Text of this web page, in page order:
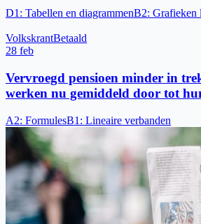
D1 : Tabellen en diagrammenB2: Grafieken
VolkskrantBetaald
28 feb
Vervroegd pensioen minder in
werken nu gemid­deld door tot
A2: FormulesB1 : Lineaire verbanden